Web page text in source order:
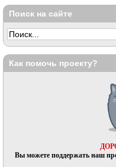
Поиск на сайте
Как помочь проекту?
Вы можете поддержать наш